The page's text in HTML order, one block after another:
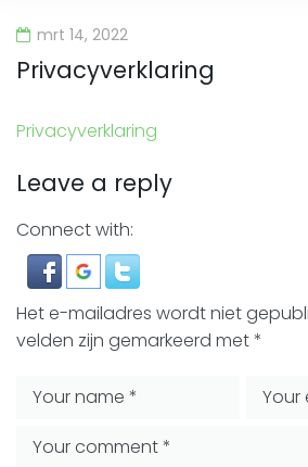
mrt 14, 2022
Privacyverklaring
Privacyverklaring
Leave a reply
Connect with:
Het e-mailadres wordt niet
velden zijn gemarkeerd met*